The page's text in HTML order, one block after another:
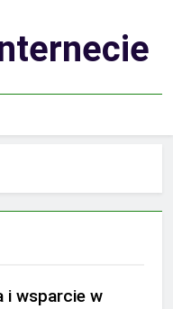
i wsparcie w